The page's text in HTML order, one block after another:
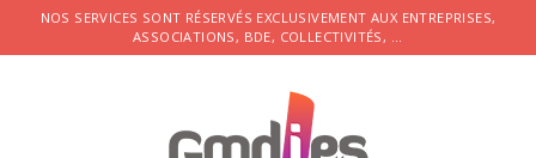
NOS SERVICES SONT RÉSERVÉS EXCLUSIVEMENT AUX ENTREPRISES,
ASSOCIATIONS, BDE, COLLECTIVITÉS, ...